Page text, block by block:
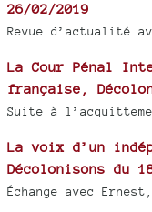
26/02/2019
Revue d’actualité
La Cour Pénal
française,
Suite à
La voix d’un
Décolonisons du
Échange avec